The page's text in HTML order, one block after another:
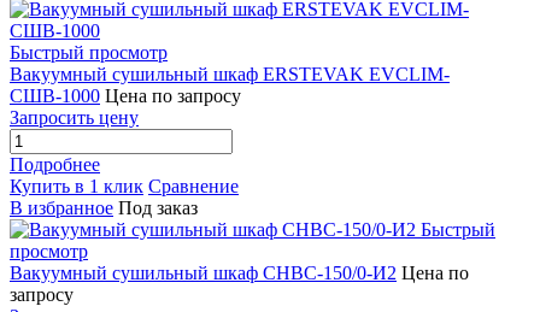
Быстрый просмотр
Вакуумный сушильный шкаф ERSTEVAK EVCLIM-
СШВ-1000 Цена по запросу
Запросить цену
Подробнее
Купить в 1 клик Сравнение
В избранное Под заказ
Быстрый
просмотр
Вакуумный сушильный шкаф СНВС-150/0-И2 Цена по
запросу